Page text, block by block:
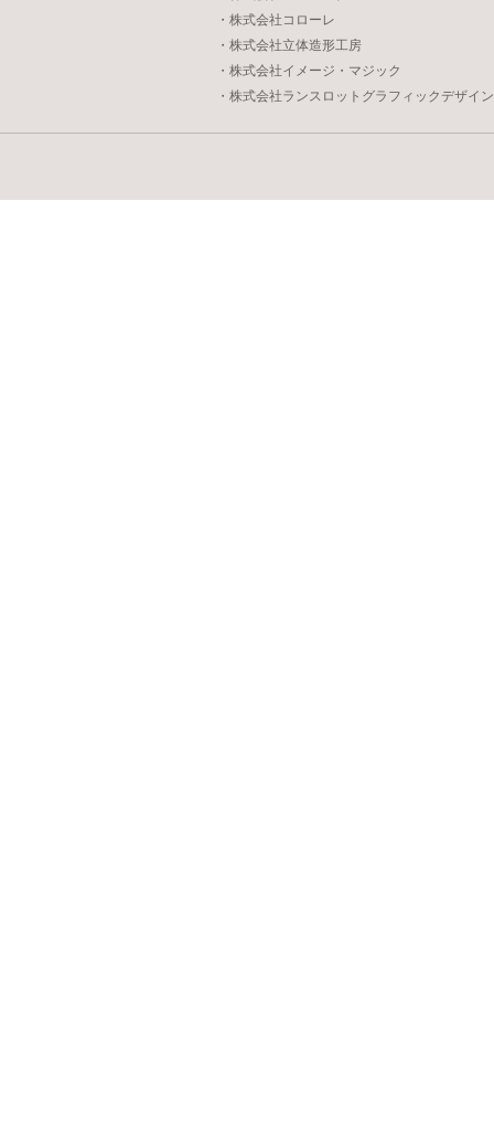
・株式会社コローレ
・株式会社立体造形工房
・株式会社イメージ・マジック
・株式会社ランスロットグラフィックデザイン